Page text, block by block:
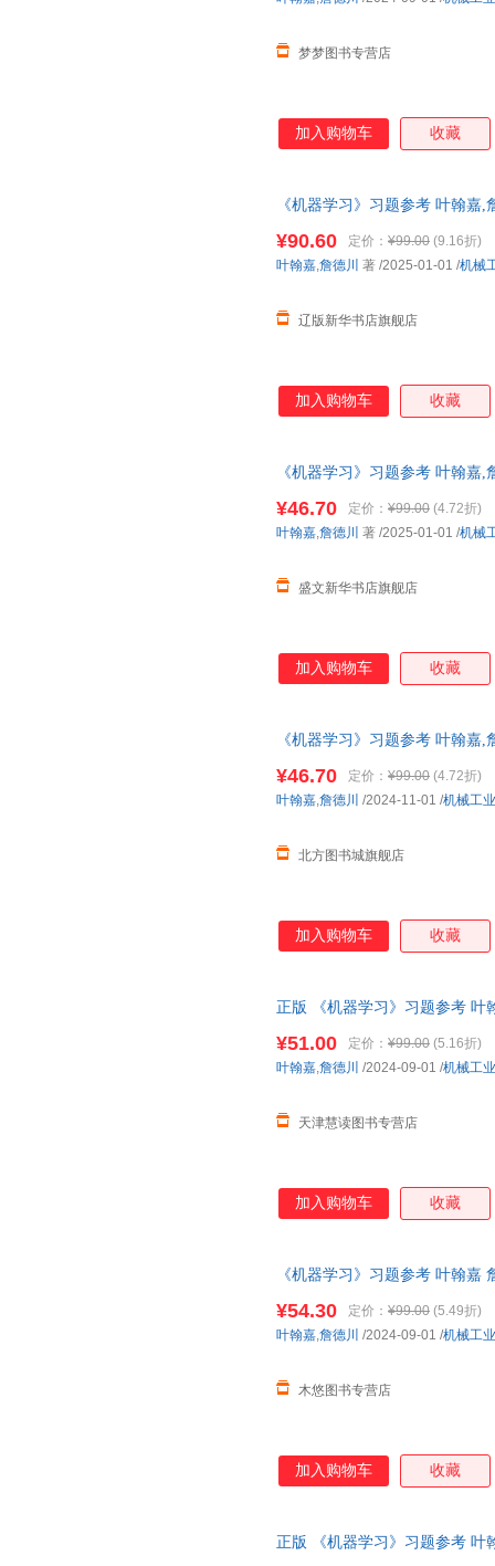
梦梦图书专营店
加入购物车 收藏
《机器学习》习题参考 叶翰嘉,
¥90.60 定价： ¥99.00 (9.16折)
辽版新华书店旗舰店
叶翰嘉,詹德川 著 /2025-01-01 /机械
加入购物车 收藏
《机器学习》习题参考 叶翰嘉
¥46.70 定价： ¥99.00 (4.72折)
盛文新华书店旗舰店
叶翰嘉,詹德川 著 /2025-01-01 /机械
加入购物车 收藏
《机器学习》习题参考 叶翰嘉
达！
¥46.70 定价： ¥99.00 (4.72折)
北方图书城旗舰店
叶翰嘉,詹德川 /2024-11-01 /机械工
加入购物车 收藏
正版 《机器学习》习题参考 叶
¥51.00 定价： ¥99.00 (5.16折)
天津慧读图书专营店
叶翰嘉,詹德川 /2024-09-01 /机械工
加入购物车 收藏
《机器学习》习题参考 叶翰嘉
¥54.30 定价： ¥99.00 (5.49折)
木悠图书专营店
叶翰嘉,詹德川 /2024-09-01 /机械工
加入购物车 收藏
正版 《机器学习》习题参考 叶